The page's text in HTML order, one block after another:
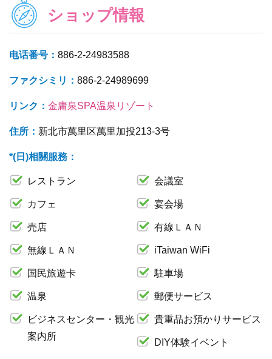
ショップ情報
电话番号： 886-2-24983588
ファクシミリ： 886-2-24989699
リンク： 金庸泉SPA温泉リゾート
住所： 新北市萬里区萬里加投213-3号
*(日)相關服務：
レストラン 会議室
カフェ 宴会場
売店 有線ＬＡＮ
無線ＬＡＮ iTaiwan WiFi
国民旅遊卡 駐車場
温泉 郵便サービス
ビジネスセンター・観光
案内所
貴重品お預かりサービス
DIY体験イベント